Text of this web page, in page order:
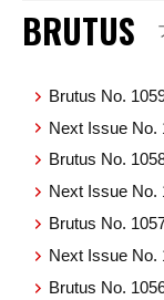
BRUTUS
Brutus No.
Next Issue No.
Brutus No.
Next Issue No.
Brutus No.
Next Issue No.
Brutus No.